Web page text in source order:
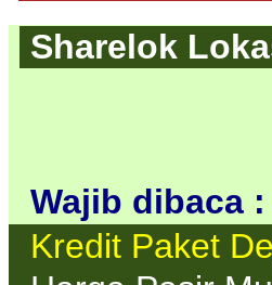
Sharelok
Wajib dibaca :
Kredit Paket